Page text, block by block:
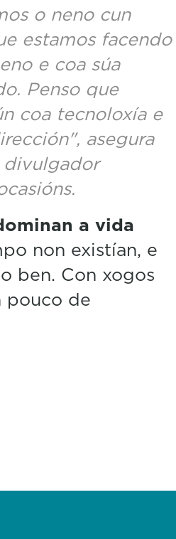
o neno cun
estamos facendo
e coa súa
Penso que
coa tecnoloxía e
asegura
divulgador
a vida
non existían, e
ben. Con xogos
pouco de